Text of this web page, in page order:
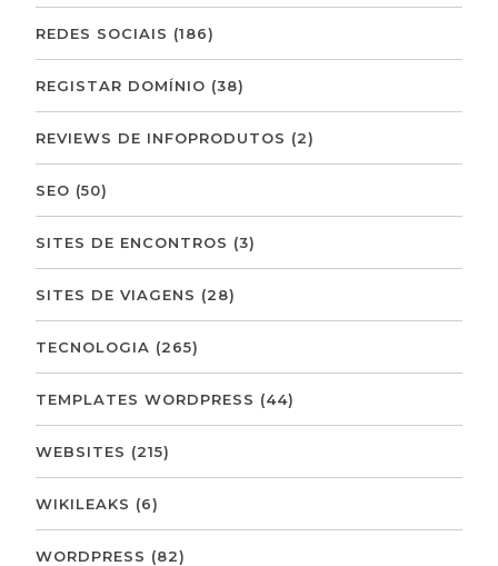
REDES SOCIAIS (186)
REGISTAR DOMÍNIO (38)
REVIEWS DE INFOPRODUTOS (2)
SEO (50)
SITES DE ENCONTROS (3)
SITES DE VIAGENS (28)
TECNOLOGIA (265)
TEMPLATES WORDPRESS (44)
WEBSITES (215)
WIKILEAKS (6)
WORDPRESS (82)